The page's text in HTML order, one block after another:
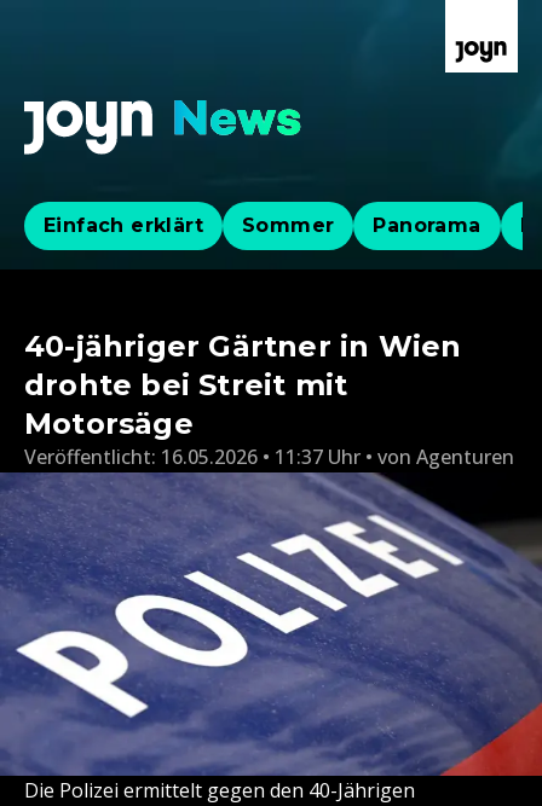
Einfach erklärt Sommer Panorama
40-jähriger Gärtner in Wien
drohte bei Streit mit
Motorsäge
Veröffentlicht: 16.05.2026 • 11:37 Uhr von Agenturen
Die Polizei ermittelt gegen den 40-Jährigen